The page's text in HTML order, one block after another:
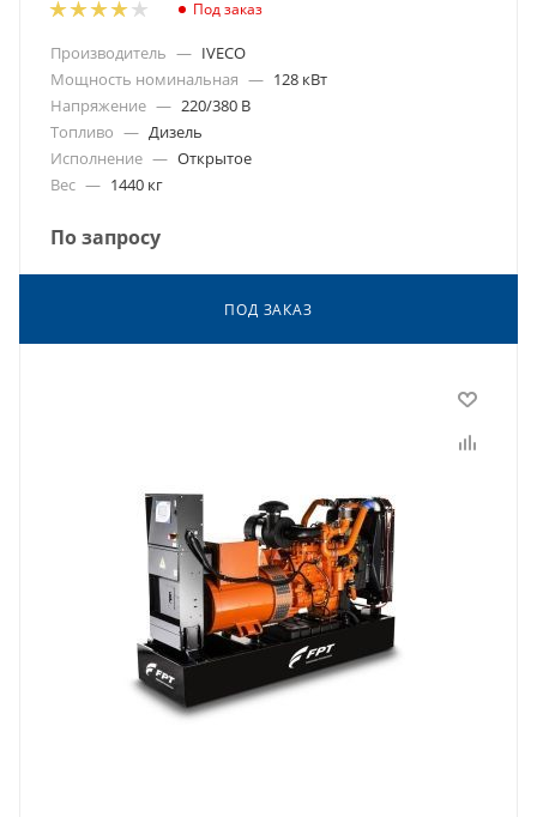
Под заказ
Производитель — IVECO
Мощность номинальная — 128 кВт
Напряжение — 220/380 В
Топливо — Дизель
Исполнение — Открытое
Вес — 1440 кг
По запросу
ПОД ЗАКАЗ